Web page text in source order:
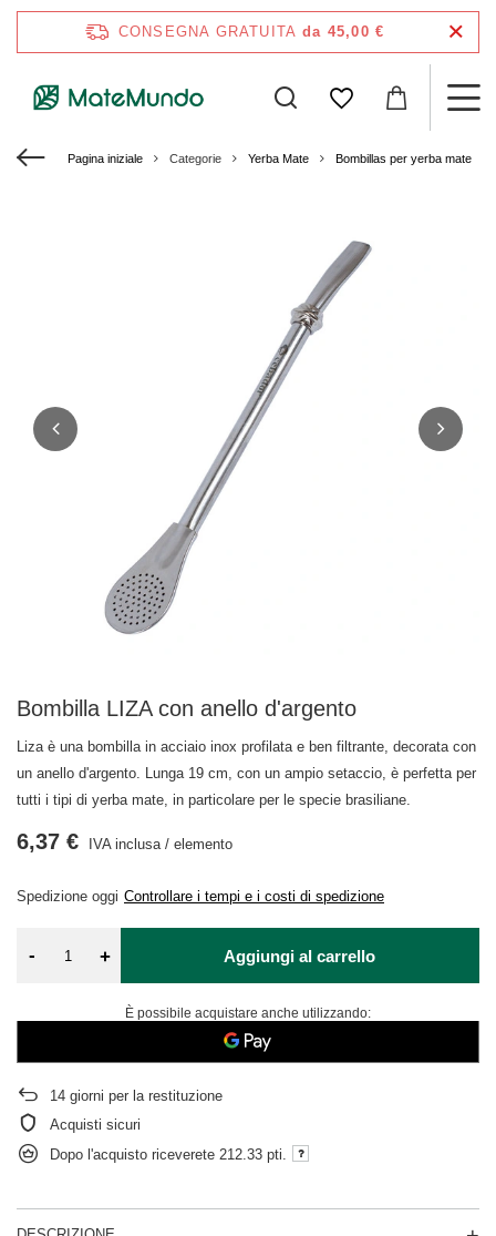
CONSEGNA GRATUITA da 45,00 €
Pagina iniziale Categorie Yerba Mate Bombillas per yerba mate
Bombilla LIZA con anello d'argento
Liza è una bombilla in acciaio inox profilata e ben filtrante, decorata con
un anello d'argento. Lunga 19 cm, con un ampio setaccio, è perfetta per
tutti i tipi di yerba mate, in particolare per le specie brasiliane.
Spedizione oggi Controllare i tempi e i costi di spedizione
6,37 € IVA inclusa/ elemento
- + Aggiungi al carrello
È possibile acquistare anche utilizzando:
14 giorni per la restituzione
Acquisti sicuri
Dopo l'acquisto riceverete 212.33 pti.